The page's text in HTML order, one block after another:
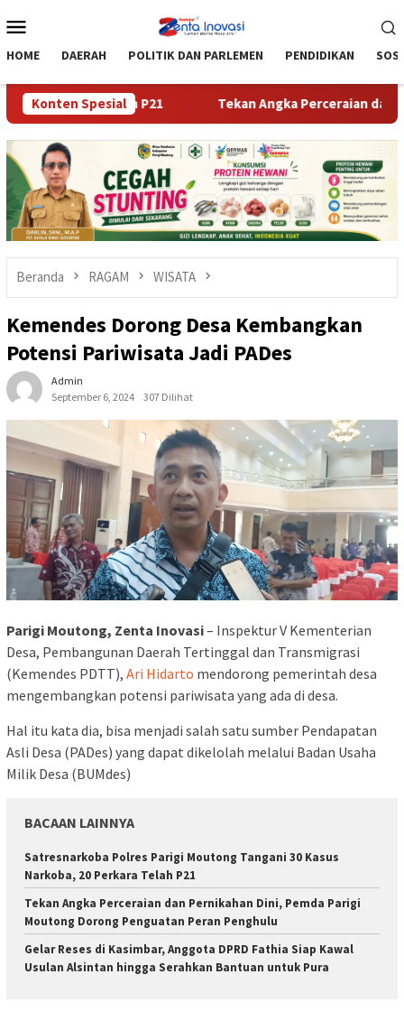
ke
Mobile
HOME DAERAH POLITIK DAN PARLEMEN PENDIDIKAN
Konten Spesial
Telah P21 Tekan Angka Perceraian dan
Beranda RAGAM WISATA
Kemendes Dorong Desa Kembangkan
Potensi Pariwisata Jadi PADes
Admin
September 6, 2024
307 Dilihat
Parigi Moutong, Zenta Inovasi– Inspektur V Kementerian
Desa, Pembangunan Daerah Tertinggal dan Transmigrasi
(Kemendes PDTT), Ari Hidarto mendorong pemerintah desa
mengembangkan potensi pariwisata yang ada di desa.
Hal itu kata dia, bisa menjadi salah satu sumber Pendapatan
Asli Desa (PADes) yang dapat dikelolah melalui Badan Usaha
Milik Desa (BUMdes)
BACAAN LAINNYA
Satresnarkoba Polres Parigi Moutong Tangani 30 Kasus
Narkoba, 20 Perkara Telah P21
Tekan Angka Perceraian dan Pernikahan Dini, Pemda Parigi
Moutong Dorong Penguatan Peran Penghulu
Gelar Reses di Kasimbar, Anggota DPRD Fathia Siap Kawal
Usulan Alsintan hingga Serahkan Bantuan untuk Pura